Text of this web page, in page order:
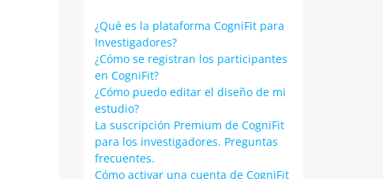
¿Qué es la plataforma CogniFit para
Investigadores?
¿Cómo se registran los participantes
en CogniFit?
¿Cómo puedo editar el diseño de mi
estudio?
La suscripción Premium de CogniFit
para los investigadores. Preguntas
frecuentes.
Cómo activar una cuenta de CogniFit